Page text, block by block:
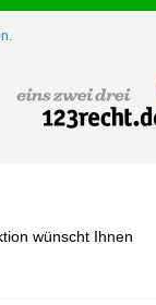
wünscht Ihnen